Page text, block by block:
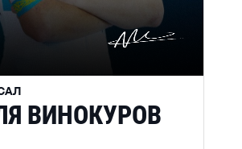
ВИНОКУРОВ